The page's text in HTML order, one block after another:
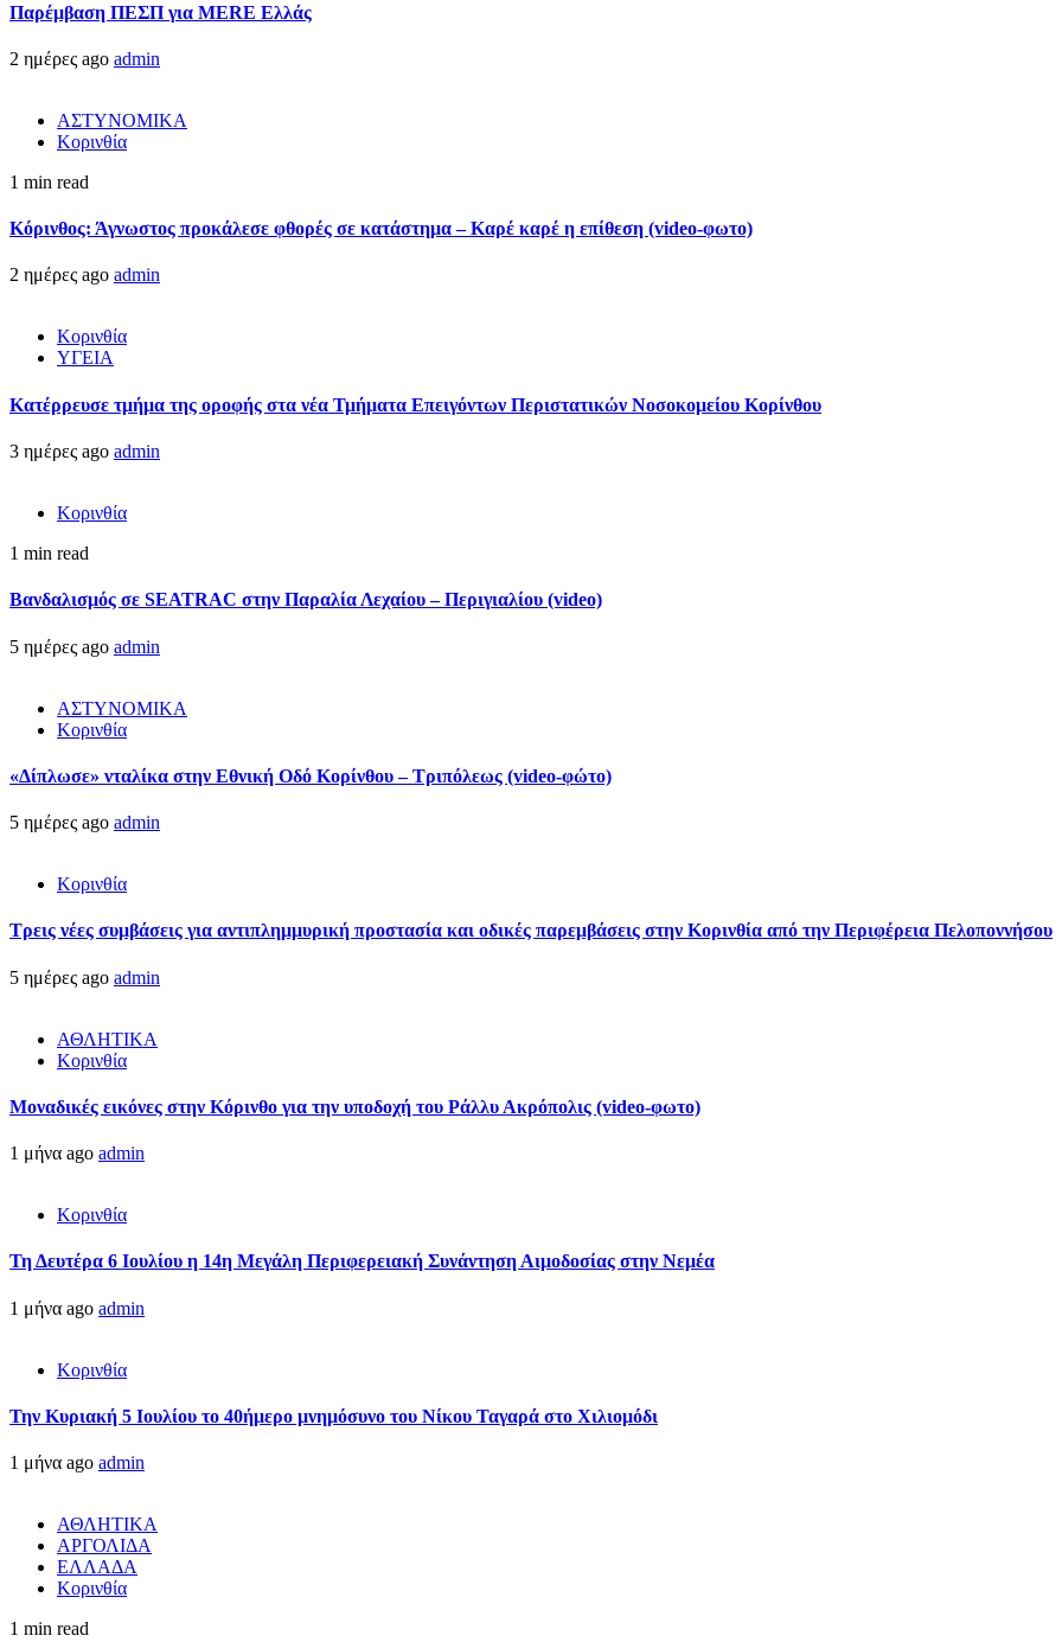
Παρέμβαση ΠΕΣΠ για MERE Ελλάς
2 ημέρες ago admin
ΑΣΤΥΝΟΜΙΚΑ
Κορινθία
1 min read
Κόρινθος: Άγνωστος προκάλεσε φθορές σε κατάστημα – Καρέ καρέ η επίθεση (video-φωτο)
2 ημέρες ago admin
Κορινθία
ΥΓΕΙΑ
Kατέρρευσε τμήμα της οροφής στα νέα Τμήματα Επειγόντων Περιστατικών Νοσοκομείου Κορίνθου
3 ημέρες ago admin
Κορινθία
1 min read
Βανδαλισμός σε SEATRAC στην Παραλία Λεχαίου – Περιγιαλίου (video)
5 ημέρες ago admin
ΑΣΤΥΝΟΜΙΚΑ
Κορινθία
«Δίπλωσε» νταλίκα στην Εθνική Oδό Κορίνθου – Τριπόλεως (video-φώτο)
5 ημέρες ago admin
Κορινθία
Τρεις νέες συμβάσεις για αντιπλημμυρική προστασία και οδικές παρεμβάσεις στην Κορινθία από την Περιφέρεια Πελοποννήσου
5 ημέρες ago admin
ΑΘΛΗΤΙΚΑ
Κορινθία
Μοναδικές εικόνες στην Κόρινθο για την υποδοχή του Ράλλυ Ακρόπολις (video-φωτο)
1 μήνα ago admin
Κορινθία
Τη Δευτέρα 6 Ιουλίου η 14η Μεγάλη Περιφερειακή Συνάντηση Αιμοδοσίας στην Νεμέα
1 μήνα ago admin
Κορινθία
Την Κυριακή 5 Ιουλίου το 40ήμερο μνημόσυνο του Νίκου Ταγαρά στο Χιλιομόδι
1 μήνα ago admin
ΑΘΛΗΤΙΚΑ
ΑΡΓΟΛΙΔΑ
ΕΛΛΑΔΑ
Κορινθία
1 min read